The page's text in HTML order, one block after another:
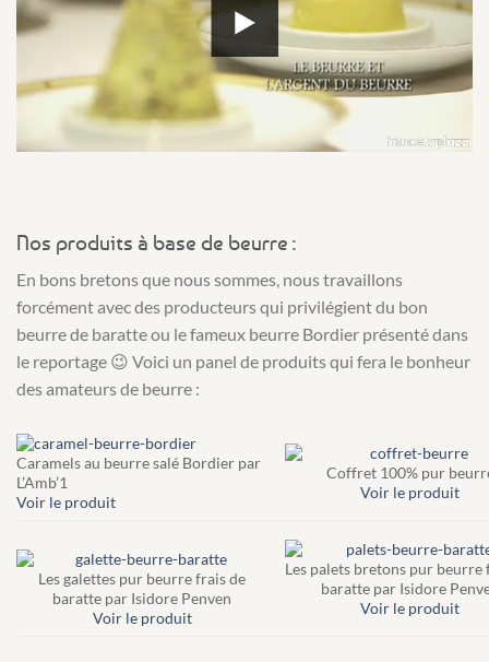
Nos produits à base de beurre :
En bons bretons que nous sommes, nous travaillons
forcément avec des producteurs qui privilégient du bon
beurre de baratte ou le fameux beurre Bordier présenté dans
le reportage 😉 Voici un panel de produits qui fera le bonheur
des amateurs de beurre :
Caramels au beurre salé Bordier par
L’Amb’1
Voir le produit
Coffret 100% pur
Voir le produit
Les galettes pur beurre frais de
baratte par Isidore Penven
Voir le produit
Les palets bretons pur beurre
baratte par Isidore
Voir le produit